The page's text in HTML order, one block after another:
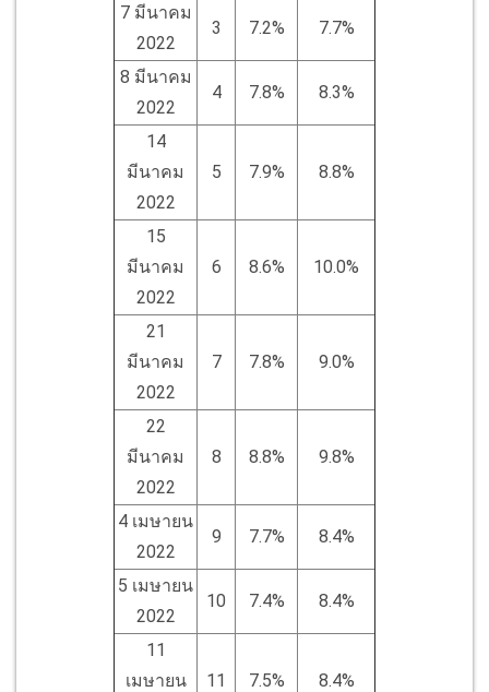
7 มีนาคม
2022
3 7.2% 7.7%
8 มีนาคม
2022
4 7.8% 8.3%
14
มีนาคม
2022
5 7.9% 8.8%
15
มีนาคม
2022
6 8.6% 10.0%
21
มีนาคม
2022
7 7.8% 9.0%
22
มีนาคม
2022
8 8.8% 9.8%
4 เมษายน
2022
9 7.7% 8.4%
5 เมษายน
2022
10 7.4% 8.4%
11
เมษายน
11 7.5% 8.4%